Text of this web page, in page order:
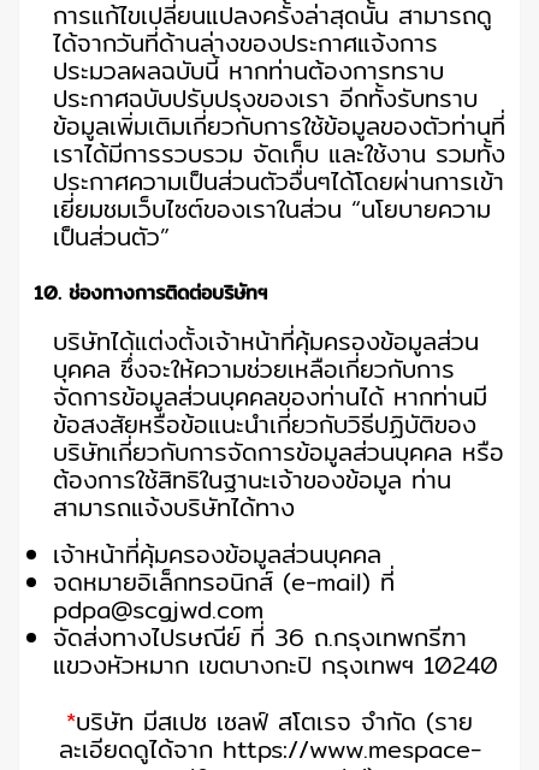
การแก้ไขเปลี่ยนแปลงครั้งล่าสุดนั้น สามารถดู
ได้จากวันที่ด้านล่างของประกาศแจ้งการ
ประมวลผลฉบับนี้ หากท่านต้องการทราบ
ประกาศฉบับปรับปรุงของเรา อีกทั้งรับทราบ
ข้อมูลเพิ่มเติมเกี่ยวกับการใช้ข้อมูลของตัวท่านที่
เราได้มีการรวบรวม จัดเก็บ และใช้งาน รวมทั้ง
ประกาศความเป็นส่วนตัวอื่นๆได้โดยผ่านการเข้า
เยี่ยมชมเว็บไซต์ของเราในส่วน “นโยบายความ
เป็นส่วนตัว”
10. ช่องทางการติดต่อบริษัทฯ
บริษัทได้แต่งตั้งเจ้าหน้าที่คุ้มครองข้อมูลส่วน
บุคคล ซึ่งจะให้ความช่วยเหลือเกี่ยวกับการ
จัดการข้อมูลส่วนบุคคลของท่านได้ หากท่านมี
ข้อสงสัยหรือข้อแนะนำเกี่ยวกับวิธีปฏิบัติของ
บริษัทเกี่ยวกับการจัดการข้อมูลส่วนบุคคล หรือ
ต้องการใช้สิทธิในฐานะเจ้าของข้อมูล ท่าน
สามารถแจ้งบริษัทได้ทาง
เจ้าหน้าที่คุ้มครองข้อมูลส่วนบุคคล
จดหมายอิเล็กทรอนิกส์ (e-mail) ที่
pdpa@scgjwd.com
จัดส่งทางไปรษณีย์ ที่ 36 ถ.กรุงเทพกรีฑา
แขวงหัวหมาก เขตบางกะปิ กรุงเทพฯ 10240
*บริษัท มีสเปซ เซลฟ์ สโตเรจ จำกัด (ราย
ละเอียดดูได้จาก https://www.mespace-